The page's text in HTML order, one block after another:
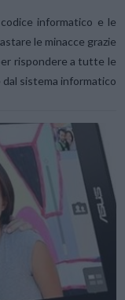
informatico e le
le minacce grazie
rispondere a tutte le
sistema informatico